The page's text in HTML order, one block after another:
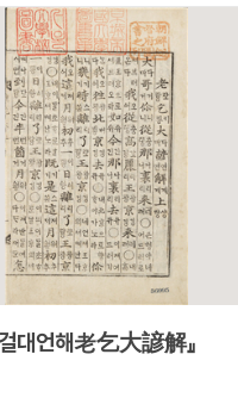
걸대언해老乞大諺解』